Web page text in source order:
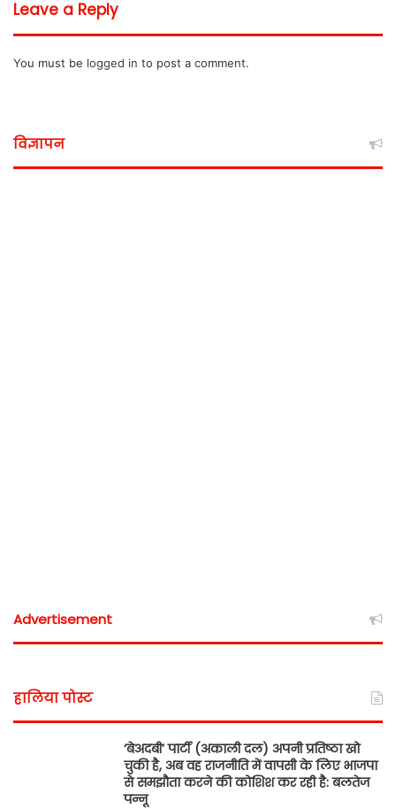
Leave a Reply
You must be logged in to post a comment.
विज्ञापन
Advertisement
हालिया पोस्ट
‘बेअदबी’ पार्टी (अकाली दल) अपनी प्रतिष्ठा खो
चुकी है, अब वह राजनीति में वापसी के लिए भाजपा
से समझौता करने की कोशिश कर रही है: बलतेज
पन्नू